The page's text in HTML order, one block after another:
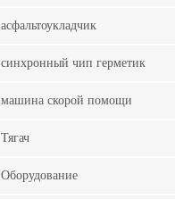
асфальтоукладчик
синхронный чип герметик
машина скорой помощи
Тягач
Оборудование